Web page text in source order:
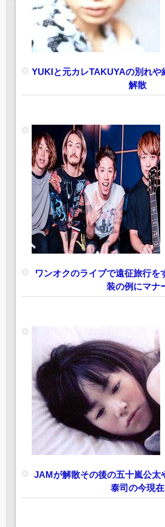
YUKIと元カレTAKUYAの別れ
解散
ワンオクのライブで遠征旅行を
装の例にマナ
JAMが解散その後の五十嵐公太
泰司の今現在